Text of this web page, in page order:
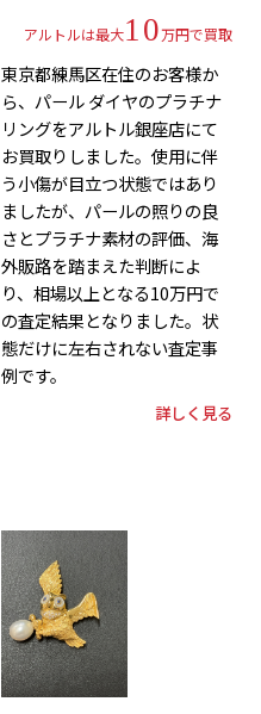
アルトルは最大10万円で買取
東京都練馬区在住のお客様か
ら、パール ダイヤのプラチナ
リングをアルトル銀座店にて
お買取りしました。使用に伴
う小傷が目立つ状態ではあり
ましたが、パールの照りの良
さとプラチナ素材の評価、海
外販路を踏まえた判断によ
り、相場以上となる10万円で
の査定結果となりました。状
態だけに左右されない査定事
例です。
詳しく見る